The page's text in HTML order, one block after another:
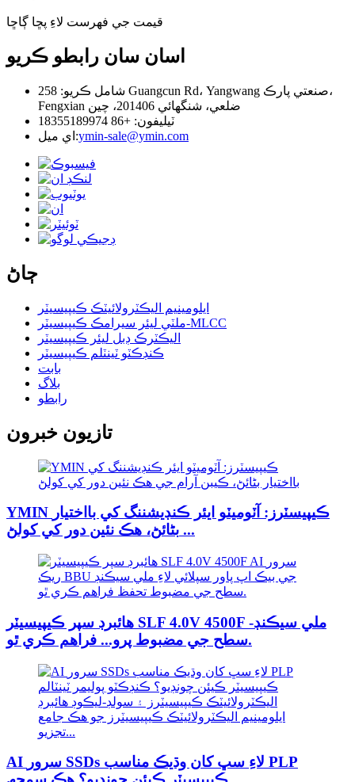
قيمت جي فهرست لاءِ پڇا ڳاڇا
اسان سان رابطو ڪريو
شامل ڪريو: 258 Guangcun Rd، Yangwang صنعتي پارڪ،
Fengxian ضلعي، شنگھائي 201406، چين
ٽيليفون: +86 18355189974
اي ميل:ymin-sale@ymin.com
ڄاڻ
ايلومينيم اليڪٽرولائيٽڪ ڪيپيسيٽر
ملٽي ليئر سيرامڪ ڪيپيسيٽر-MLCC
اليڪٽرڪ ڊبل ليئر ڪيپيسيٽر
ڪنڊڪٽو ٽينٽلم ڪيپيسيٽر
بابت
بلاگ
رابطو
تازيون خبرون
YMIN ڪيپيسٽرز: آٽوميٽو ايئر ڪنڊيشننگ کي بااختيار
بڻائڻ، هڪ نئين دور کي کولڻ ...
هائبرڊ سپر ڪيپيسيٽر SLF 4.0V 4500F ملي سيڪنڊ-
سطح جي مضبوط پرو... فراهم ڪري ٿو.
AI سرور SSDs لاءِ سڀ کان وڌيڪ مناسب PLP